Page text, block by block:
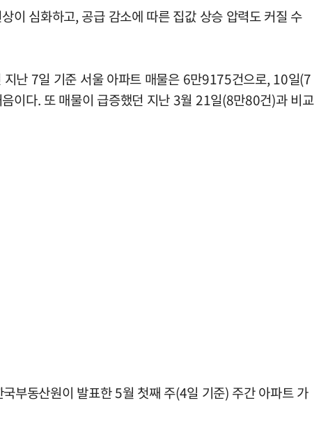
이 심화하고, 공급 감소에 따른 집값 상승 압력도 커질 수
난 7일 기준 서울 아파트 매물은 6만9175건으로, 10일(7
이다. 또 매물이 급증했던 지난 3월 21일(8만80건)과 비교
부동산원이 발표한 5월 첫째 주(4일 기준) 주간 아파트 가